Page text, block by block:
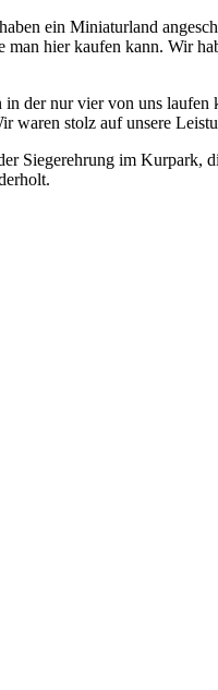
ein Miniaturland
hier kaufen kann. Wir
der nur vier von uns
stolz auf unsere
Siegerehrung im